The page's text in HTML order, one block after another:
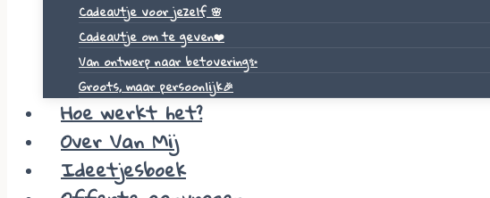
Cadeautje voor jezelf 🌸
Cadeautje om te geven❤️
Van ontwerp naar betovering✨
Groots, maar persoonlijk🎉
Hoe werkt het?
Over Van Mij
Ideetjesboek